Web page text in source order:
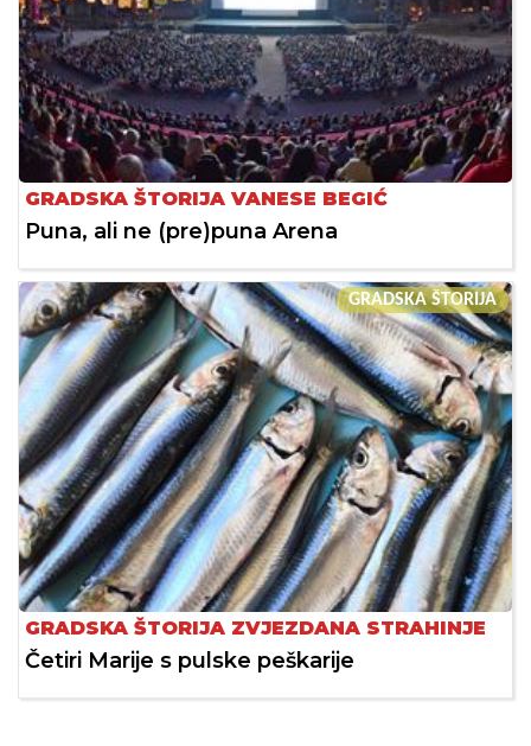
GRADSKA ŠTORIJA VANESE BEGIĆ
Puna, ali ne (pre)puna Arena
GRADSKA ŠTORIJA
GRADSKA ŠTORIJA ZVJEZDANA STRAHINJE
Četiri Marije s pulske peškarije